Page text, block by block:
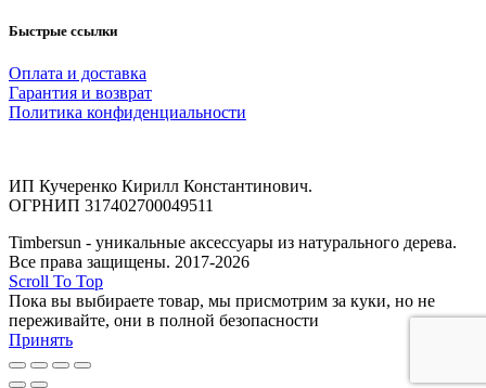
Быстрые ссылки
Оплата и доставка
Гарантия и возврат
Политика конфиденциальности
ИП Кучеренко Кирилл Константинович.
ОГРНИП 317402700049511
Timbersun - уникальные аксессуары из натурального дерева.
Все права защищены. 2017-2026
Scroll To Top
Пока вы выбираете товар, мы присмотрим за куки, но не
переживайте, они в полной безопасности
Принять